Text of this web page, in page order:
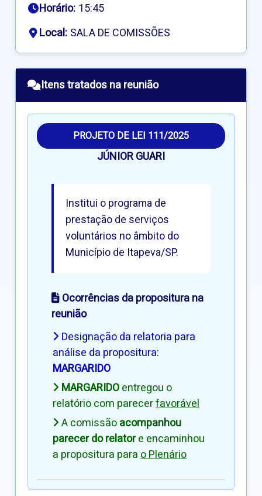
Horário: 15:45
Local: SALA DE COMISSÕES
Itens tratados na reunião
PROJETO DE LEI 111/2025
JÚNIOR GUARI
Institui o programa de
prestação de serviços
voluntários no âmbito do
Município de Itapeva/SP.
Ocorrências da propositura na
reunião
Designação da relatoria para
análise da propositura:
MARGARIDO
MARGARIDOentregou o
relatório com parecerfavorável
A comissãoacompanhou
parecer do relatore encaminhou
a propositura parao Plenário